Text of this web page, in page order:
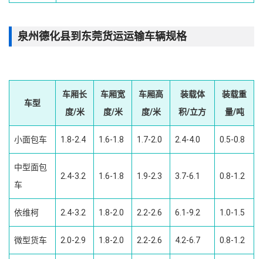
泉州德化县到东莞货运运输车辆规格
车型
车厢长
度/米
车厢宽
度/米
车厢高
度/米
装载体
积/立方
装载重
量/吨
小面包车 1.8-2.4 1.6-1.8 1.7-2.0 2.4-4.0 0.5-0.8
中型面包
车
2.4-3.2 1.6-1.8 1.9-2.3 3.7-6.1 0.8-1.2
依维柯 2.4-3.2 1.8-2.0 2.2-2.6 6.1-9.2 1.0-1.5
微型货车 2.0-2.9 1.8-2.0 2.2-2.6 4.2-6.7 0.8-1.2